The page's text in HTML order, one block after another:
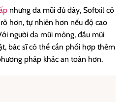
nhưng da mũi đủ dày, Softxil có
hơn, tự nhiên hơn nếu độ cao
người da mũi mỏng, đầu mũi
bác sĩ có thể cần phối hợp thêm
pháp khác an toàn hơn.